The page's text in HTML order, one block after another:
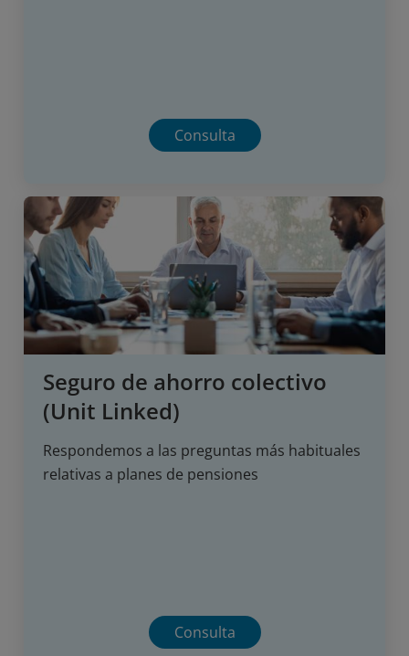
Consulta
Seguro de ahorro colectivo
(Unit Linked)
Respondemos a las preguntas más habituales
relativas a planes de pensiones
Consulta